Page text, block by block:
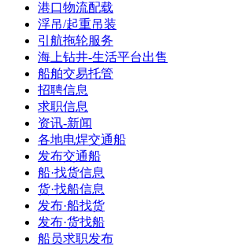
港口物流配载
浮吊/起重吊装
引航拖轮服务
海上钻井-生活平台出售
船舶交易托管
招聘信息
求职信息
资讯-新闻
各地电焊交通船
发布交通船
船·找货信息
货·找船信息
发布·船找货
发布·货找船
船员求职发布